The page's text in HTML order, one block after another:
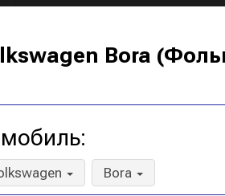
Bora
Bora